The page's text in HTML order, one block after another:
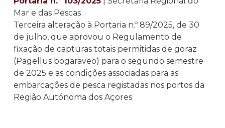
Mar e das Pescas
Terceira alteração à Portaria n.º 89/2025, de 30
de julho, que aprovou o Regulamento de
fixação de capturas totais permitidas de goraz
(Pagellus bogaraveo) para o segundo semestre
de 2025 e as condições associadas para as
embarcações de pesca registadas nos portos da
Região Autónoma dos Açores